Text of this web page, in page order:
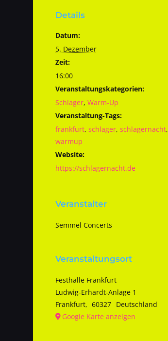
Details
Datum:
5. Dezember
Zeit:
16:00
Veranstaltungskategorien:
Schlager, Warm-Up
Veranstaltung-Tags:
frankfurt, schlager, schlagernacht,
warmup
Website:
https://schlagernacht.de
Veranstalter
Semmel Concerts
Veranstaltungsort
Festhalle Frankfurt
Ludwig-Erhardt-Anlage 1
Frankfurt, 60327 Deutschland
Google Karte anzeigen